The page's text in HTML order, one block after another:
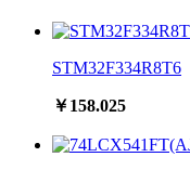
STM32F334R8T6
￥158.025